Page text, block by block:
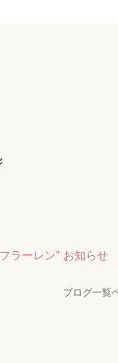
ラーレン” お知らせ
ブログ一覧